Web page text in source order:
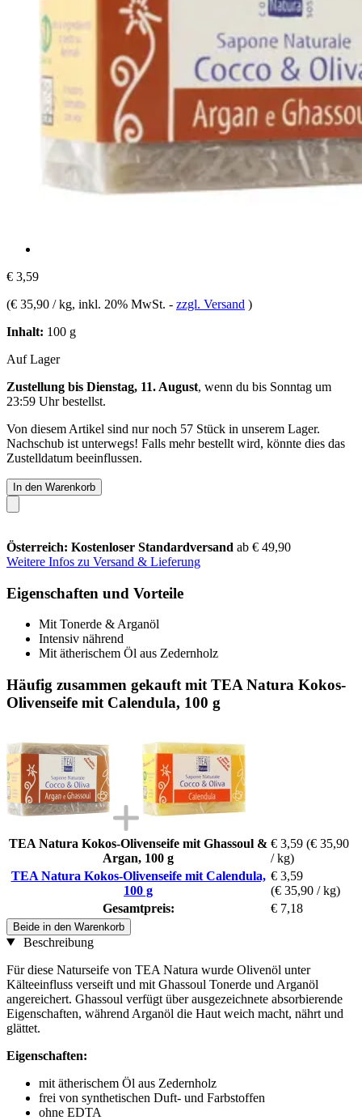
€ 3,59
(€ 35,90 / kg, inkl. 20% MwSt. - zzgl. Versand )
Inhalt: 100 g
Auf Lager
Zustellung bis Dienstag, 11. August, wenn du bis Sonntag um
23:59 Uhrbestellst.
Von diesem Artikel sind nur noch 57 Stück in unserem Lager.
Nachschub ist unterwegs! Falls mehr bestellt wird, könnte dies das
Zustelldatum beeinflussen.
In den Warenkorb
Österreich: Kostenloser Standardversand ab € 49,90
Weitere Infos zu Versand & Lieferung
Eigenschaften und Vorteile
Mit Tonerde & Arganöl
Intensiv nährend
Mit ätherischem Öl aus Zedernholz
Häufig zusammen gekauft mit TEA Natura Kokos-
Olivenseife mit Calendula, 100 g
TEA Natura Kokos-Olivenseife mit Ghassoul &
Argan, 100 g
€ 3,59 (€ 35,90
/ kg)
TEA Natura Kokos-Olivenseife mit Calendula,
100 g
€ 3,59
(€ 35,90 / kg)
Gesamtpreis:
€ 7,18
Beide in den Warenkorb
Beschreibung
Für diese Naturseife von TEA Natura wurde Olivenöl unter
Kälteeinfluss verseift und mit Ghassoul Tonerde und Arganöl
angereichert. Ghassoul verfügt über ausgezeichnete absorbierende
Eigenschaften, während Arganöl die Haut weich macht, nährt und
glättet.
Eigenschaften:
mit ätherischem Öl aus Zedernholz
frei von synthetischen Duft- und Farbstoffen
ohne EDTA